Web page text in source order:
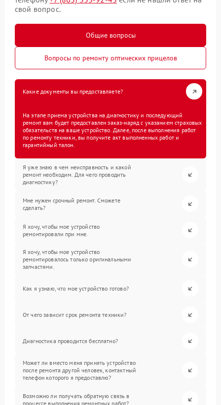
свой вопрос.
Общие вопросы
Вопросы по ремонту оптических прицелов
Какие документы вы предоставляете?
На этапе приема устройства на диагностику и последующий
ремонт вам будет предоставлен заказ-наряд с указанием страховых
обязательств на ваше устройство. Далее, после выполнения работ
по ремонту техники, вы получите акт выполненных работ и
гарантийный талон.
Я уже знаю в чем неисправность и какой
ремонт необходим. Для чего проводить
диагностику?
Мне нужен срочный ремонт. Сможете
сделать?
Я хочу, чтобы мое устройство
ремонтировали при мне.
Я хочу, чтобы мое устройство
ремонтировалось только оригинальными
запчастями.
Как я узнаю, что мое устройство готово?
От чего зависит срок ремонта техники?
Диагностика проводится бесплатно?
Может ли вместо меня принять устройство
после ремонта другой человек, контактный
телефон которого я предоставлю?
Возможно ли получать обратную связь в
процессе выполнения ремонтных работ?